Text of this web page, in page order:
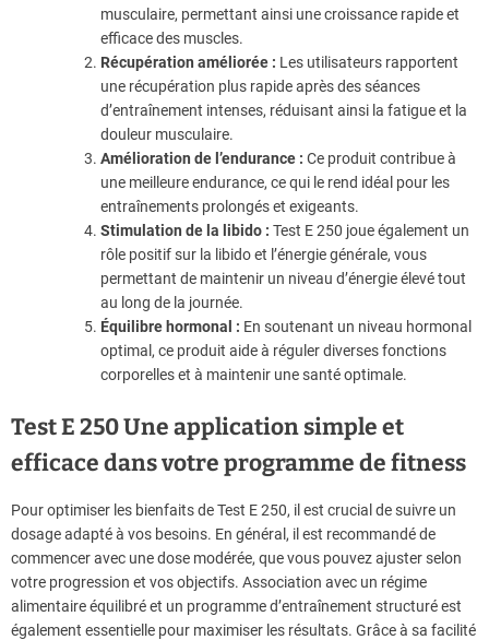
musculaire, permettant ainsi une croissance rapide et
efficace des muscles.
Récupération améliorée : Les utilisateurs rapportent
une récupération plus rapide après des séances
d’entraînement intenses, réduisant ainsi la fatigue et la
douleur musculaire.
Amélioration de l’endurance : Ce produit contribue à
une meilleure endurance, ce qui le rend idéal pour les
entraînements prolongés et exigeants.
Stimulation de la libido : Test E 250 joue également un
rôle positif sur la libido et l’énergie générale, vous
permettant de maintenir un niveau d’énergie élevé tout
au long de la journée.
Équilibre hormonal : En soutenant un niveau hormonal
optimal, ce produit aide à réguler diverses fonctions
corporelles et à maintenir une santé optimale.
Test E 250 Une application simple et
efficace dans votre programme de fitness
Pour optimiser les bienfaits de Test E 250, il est crucial de suivre un
dosage adapté à vos besoins. En général, il est recommandé de
commencer avec une dose modérée, que vous pouvez ajuster selon
votre progression et vos objectifs. Association avec un régime
alimentaire équilibré et un programme d’entraînement structuré est
également essentielle pour maximiser les résultats. Grâce à sa facilité